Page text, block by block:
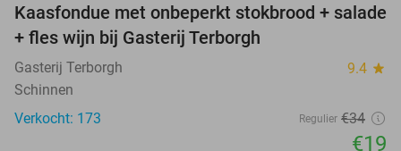
44%
Kaasfondue met onbeperkt stokbrood + salade
+ fles wijn bij Gasterij Terborgh
Gasterij Terborgh 9.4 star
Schinnen
Verkocht: 173
Regulier €34
€19